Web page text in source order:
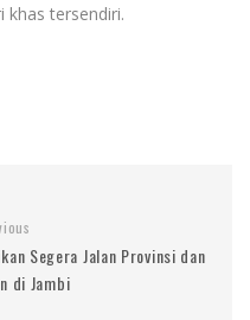
khas tersendiri.
Segera Jalan Provinsi dan
di Jambi